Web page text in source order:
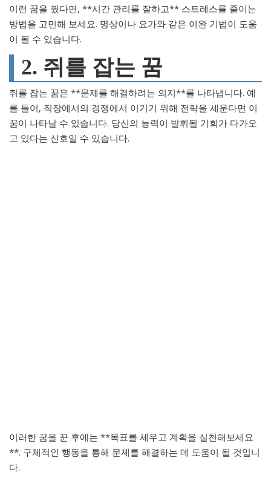
이런 꿈을 꿨다면, **시간 관리를 잘하고** 스트레스를 줄이는
방법을 고민해 보세요. 명상이나 요가와 같은 이완 기법이 도움
이 될 수 있습니다.
2. 쥐를 잡는 꿈
쥐를 잡는 꿈은 **문제를 해결하려는 의지**를 나타냅니다. 예
를 들어, 직장에서의 경쟁에서 이기기 위해 전략을 세운다면 이
꿈이 나타날 수 있습니다. 당신의 능력이 발휘될 기회가 다가오
고 있다는 신호일 수 있습니다.
이러한 꿈을 꾼 후에는 **목표를 세우고 계획을 실천해보세요
**. 구체적인 행동을 통해 문제를 해결하는 데 도움이 될 것입니
다.